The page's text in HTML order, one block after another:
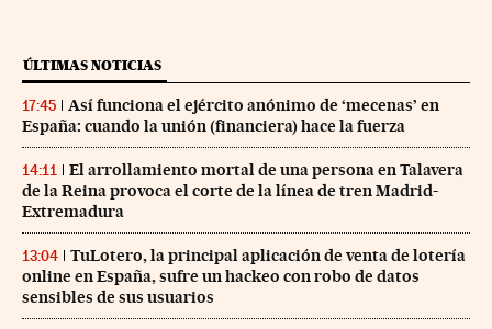
ÚLTIMAS NOTICIAS
17:45
Así funciona el ejército anónimo de ‘mecenas’ en
España: cuando la unión (financiera) hace la fuerza
14:11
El arrollamiento mortal de una persona en Talavera
de la Reina provoca el corte de la línea de tren Madrid-
Extremadura
13:04
TuLotero, la principal aplicación de venta de lotería
online en España, sufre un hackeo con robo de datos
sensibles de sus usuarios